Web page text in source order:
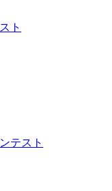
ト
テスト